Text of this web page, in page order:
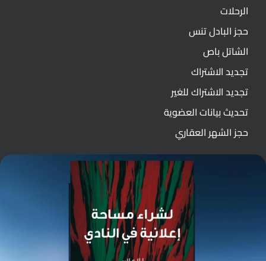
الرحلات
حجز البادل تنس
الشاتل باص
تجديد الاشتراك
تجديد الاشتراك للغير
تحديث بيانات العضوية
حجز الشهر العقاري